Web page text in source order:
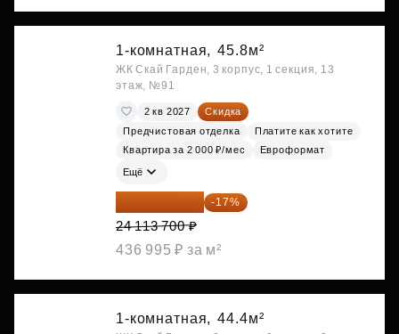
1-комнатная, 45.8м²
ЖК Скай Гарден, 3 корпус, 1 секция, 13
этаж, №91
2 кв 2027
Скидка
Предчистовая отделка
Платите как хотите
Квартира за 2 000 ₽/мес
Евроформат
Ещё
20 014 371 ₽ -17%
24 113 700 ₽
436 995 ₽ за м²
1-комнатная, 44.4м²